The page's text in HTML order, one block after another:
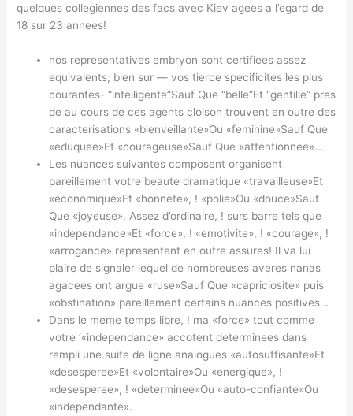
quelques collegiennes des facs avec Kiev agees a l’egard de
18 sur 23 annees!
nos representatives embryon sont certifiees assez
equivalents; bien sur — vos tierce specificites les plus
courantes- “intelligente”Sauf Que “belle”Et “gentille” pres
de au cours de ces agents cloison trouvent en outre des
caracterisations «bienveillante»Ou «feminine»Sauf Que
«eduquee»Et «courageuse»Sauf Que «attentionnee»…
Les nuances suivantes composent organisent
pareillement votre beaute dramatique «travailleuse»Et
«economique»Et «honnete», ! «polie»Ou «douce»Sauf
Que «joyeuse». Assez d’ordinaire, ! surs barre tels que
«independance»Et «force», ! «emotivite», ! «courage», !
«arrogance» representent en outre assures! Il va lui
plaire de signaler lequel de nombreuses averes nanas
agacees ont argue «ruse»Sauf Que «capriciosite» puis
«obstination» pareillement certains nuances positives…
Dans le meme temps libre, ! ma «force» tout comme
votre ‘«independance» accotent determinees dans
rempli une suite de ligne analogues «autosuffisante»Et
«desesperee»Et «volontaire»Ou «energique», !
«desesperee», ! «determinee»Ou «auto-confiante»Ou
«independante».